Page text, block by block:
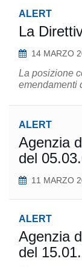
ALERT
La
14 MARZO
La posizione
emendamenti
ALERT
Agenzia
del
11 MARZO
ALERT
Agenzia
del